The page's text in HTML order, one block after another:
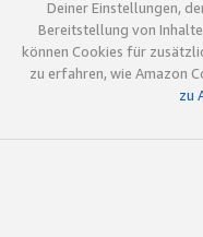
Deiner Einstellungen,
Bereitstellung von
können Cookies für
zu erfahren, wie Amazon
zu